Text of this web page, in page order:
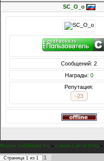
SC_O_o
Сообщений: 2
Награды: 0
Репутация:
-23
Форум CoDHacks.Ru » Серия Call of Duty »
Страница 1 из 1 1